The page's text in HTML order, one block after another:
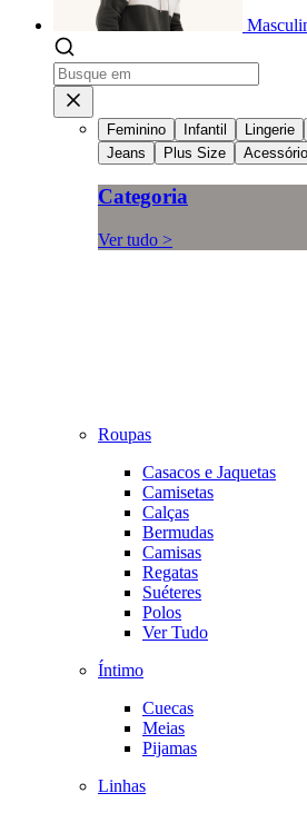
Feminino Infantil Lingerie
Jeans
Plus Size
Categoria
Ver tudo >
Roupas
Casacos e Jaquetas
Camisetas
Calças
Bermudas
Camisas
Regatas
Suéteres
Polos
Ver Tudo
Íntimo
Cuecas
Meias
Pijamas
Linhas